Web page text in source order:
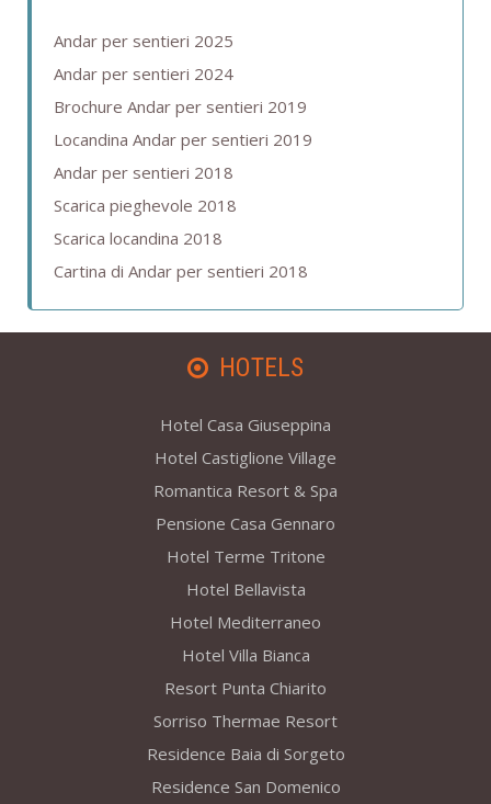
Andar per sentieri 2025
Andar per sentieri 2024
Brochure Andar per sentieri 2019
Locandina Andar per sentieri 2019
Andar per sentieri 2018
Scarica pieghevole 2018
Scarica locandina 2018
Cartina di Andar per sentieri 2018
HOTELS
Hotel Casa Giuseppina
Hotel Castiglione Village
Romantica Resort & Spa
Pensione Casa Gennaro
Hotel Terme Tritone
Hotel Bellavista
Hotel Mediterraneo
Hotel Villa Bianca
Resort Punta Chiarito
Sorriso Thermae Resort
Residence Baia di Sorgeto
Residence San Domenico